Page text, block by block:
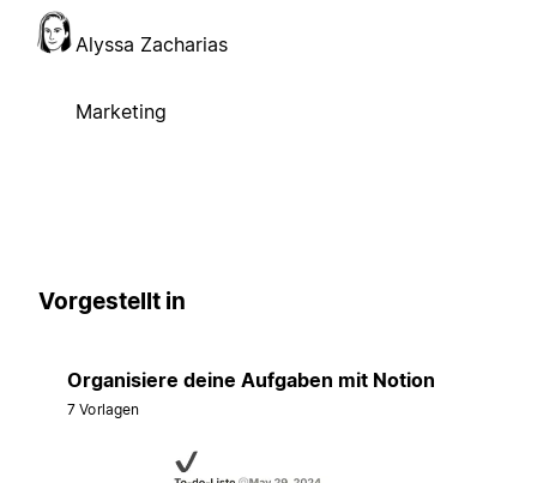
Alyssa Zacharias
Marketing
Vorgestellt in
Organisiere deine Aufgaben mit Notion
7 Vorlagen